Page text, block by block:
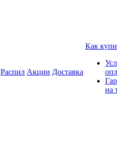
Распил Акции Доставка
Как
на